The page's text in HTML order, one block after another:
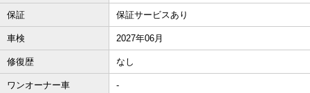
保証 保証サービスあり
車検 2027年06月
修復歴 なし
ワンオーナー車 -